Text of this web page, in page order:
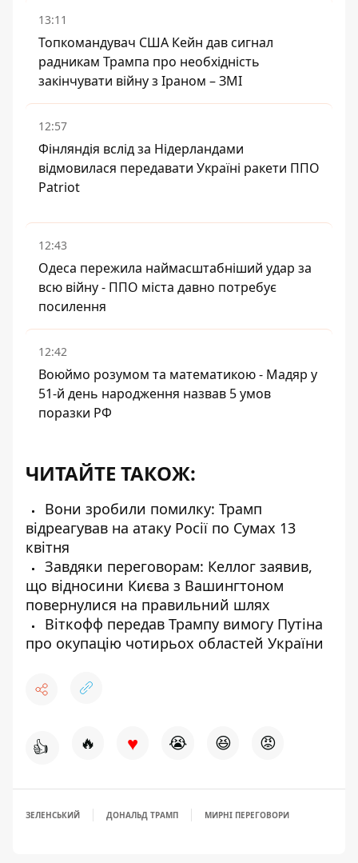
13:11
Топкомандувач США Кейн дав сигнал
радникам Трампа про необхідність
закінчувати війну з Іраном – ЗМІ
12:57
Фінляндія вслід за Нідерландами
відмовилася передавати Україні ракети ППО
Patriot
12:43
Одеса пережила наймасштабніший удар за
всю війну - ППО міста давно потребує
посилення
12:42
Воюймо розумом та математикою - Мадяр у
51-й день народження назвав 5 умов
поразки РФ
ЧИТАЙТЕ ТАКОЖ:
Вони зробили помилку: Трамп
відреагував на атаку Росії по Сумах 13
квітня
Завдяки переговорам: Келлог заявив,
що відносини Києва з Вашингтоном
повернулися на правильний шлях
Віткофф передав Трампу вимогу Путіна
про окупацію чотирьох областей України
👍 🔥 ♥ 😭 😆 😡
ЗЕЛЕНСЬКИЙ ДОНАЛЬД ТРАМП МИРНІ ПЕРЕГОВОРИ